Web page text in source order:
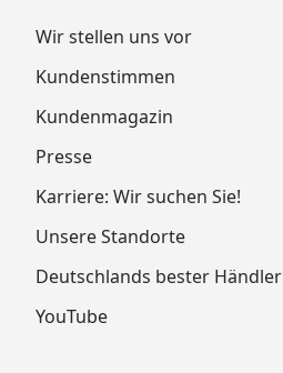
Wir stellen uns vor
Kundenstimmen
Kundenmagazin
Presse
Karriere: Wir suchen Sie!
Unsere Standorte
Deutschlands bester Händler
YouTube